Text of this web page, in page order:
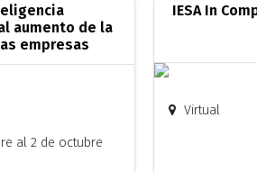
aumento de la
empresas
al 2 de octubre
IESA In
Virtual